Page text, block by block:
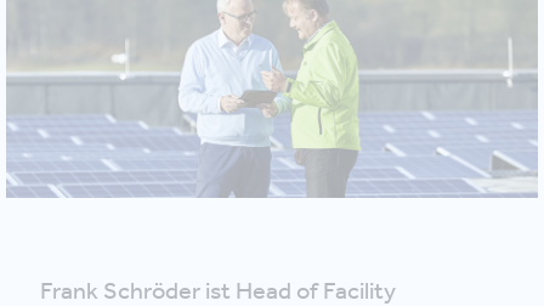
Frank Schröder ist Head of Facility